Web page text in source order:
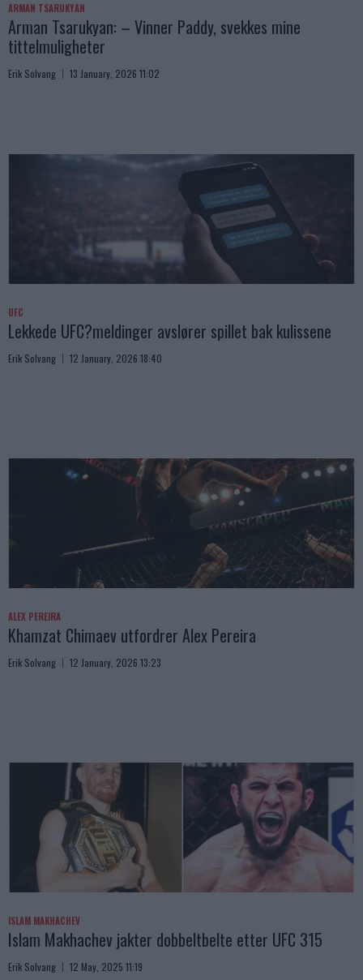
ARMAN TSARUKYAN
Arman Tsarukyan: – Vinner Paddy, svekkes mine
tittelmuligheter
Erik Solvang 13 January, 2026 11:02
UFC
Lekkede UFC?meldinger avslører spillet bak kulissene
Erik Solvang 12 January, 2026 18:40
ALEX PEREIRA
Khamzat Chimaev utfordrer Alex Pereira
Erik Solvang 12 January, 2026 13:23
ISLAM MAKHACHEV
Islam Makhachev jakter dobbeltbelte etter UFC 315
Erik Solvang 12 May, 2025 11:19